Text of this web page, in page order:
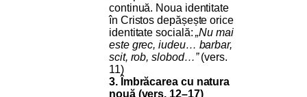
continuă. Noua identitate
în Cristos depășește orice
identitate socială:„Nu mai
este grec, iudeu… barbar,
scit, rob, slobod…”(vers.
11)
3. Îmbrăcarea cu natura
nouă (vers. 12–17)